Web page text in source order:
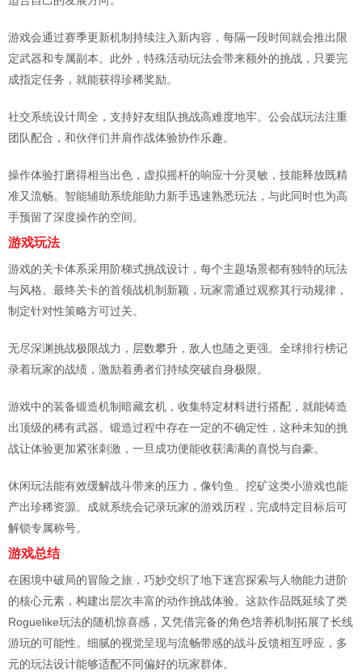
游戏会通过赛季更新机制持续注入新内容，每隔一段时间就会推出限
定武器和专属副本。此外，特殊活动玩法会带来额外的挑战，只要完
成指定任务，就能获得珍稀奖励。
社交系统设计周全，支持好友组队挑战高难度地牢。公会战玩法注重
团队配合，和伙伴们并肩作战体验协作乐趣。
操作体验打磨得相当出色，虚拟摇杆的响应十分灵敏，技能释放既精
准又流畅。智能辅助系统能助力新手迅速熟悉玩法，与此同时也为高
手预留了深度操作的空间。
游戏玩法
游戏的关卡体系采用阶梯式挑战设计，每个主题场景都有独特的玩法
与风格。最终关卡的首领战机制新颖，玩家需通过观察其行动规律，
制定针对性策略方可过关。
无尽深渊挑战极限战力，层数攀升，敌人也随之更强。全球排行榜记
录着玩家的战绩，激励着勇者们持续突破自身极限。
游戏中的装备锻造机制暗藏玄机，收集特定材料进行搭配，就能铸造
出顶级的稀有武器。锻造过程中存在一定的不确定性，这种未知的挑
战让体验更加紧张刺激，一旦成功便能收获满满的喜悦与自豪。
休闲玩法能有效缓解战斗带来的压力，像钓鱼、挖矿这类小游戏也能
产出珍稀资源。成就系统会记录玩家的游戏历程，完成特定目标后可
解锁专属称号。
游戏总结
在困境中破局的冒险之旅，巧妙交织了地下迷宫探索与人物能力进阶
的核心元素，构建出层次丰富的动作挑战体验。这款作品既延续了类
Roguelike玩法的随机惊喜感，又凭借完备的角色培养机制拓展了长线
游玩的可能性。细腻的视觉呈现与流畅带感的战斗反馈相互呼应，多
元的玩法设计能够适配不同偏好的玩家群体。